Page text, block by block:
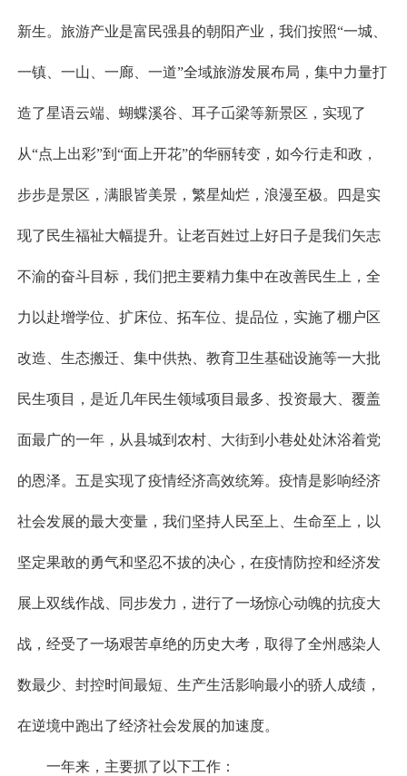
新生。旅游产业是富民强县的朝阳产业，我们按照“一城、
一镇、一山、一廊、一道”全域旅游发展布局，集中力量打
造了星语云端、蝴蝶溪谷、耳子屲梁等新景区，实现了
从“点上出彩”到“面上开花”的华丽转变，如今行走和政，
步步是景区，满眼皆美景，繁星灿烂，浪漫至极。四是实
现了民生福祉大幅提升。让老百姓过上好日子是我们矢志
不渝的奋斗目标，我们把主要精力集中在改善民生上，全
力以赴增学位、扩床位、拓车位、提品位，实施了棚户区
改造、生态搬迁、集中供热、教育卫生基础设施等一大批
民生项目，是近几年民生领域项目最多、投资最大、覆盖
面最广的一年，从县城到农村、大街到小巷处处沐浴着党
的恩泽。五是实现了疫情经济高效统筹。疫情是影响经济
社会发展的最大变量，我们坚持人民至上、生命至上，以
坚定果敢的勇气和坚忍不拔的决心，在疫情防控和经济发
展上双线作战、同步发力，进行了一场惊心动魄的抗疫大
战，经受了一场艰苦卓绝的历史大考，取得了全州感染人
数最少、封控时间最短、生产生活影响最小的骄人成绩，
在逆境中跑出了经济社会发展的加速度。
一年来，主要抓了以下工作：